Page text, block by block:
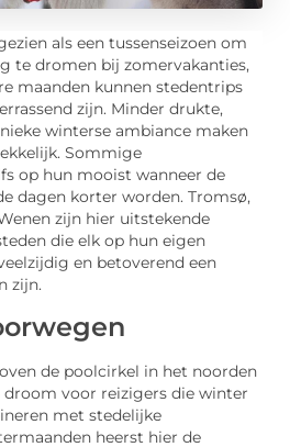
als een tussenseizoen om
te dromen bij zomervakanties,
maanden kunnen stedentrips
zijn. Minder drukte,
winterse ambiance maken
Sommige
op hun mooist wanneer de
dagen korter worden. Tromsø,
zijn hier uitstekende
die elk op hun eigen
en betoverend een
zijn.
de poolcirkel in het noorden
droom voor reizigers die winter
met stedelijke
heerst hier de